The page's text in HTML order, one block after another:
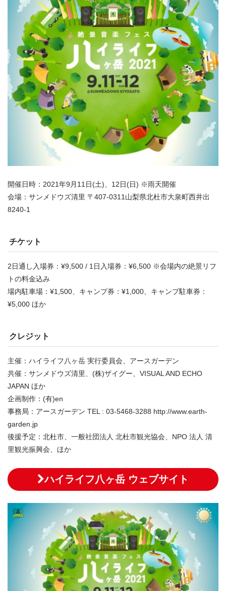
開催日時：2021年9月11日(土)、12日(日) ※雨天開催
会場：サンメドウズ清里 〒407-0311山梨県北杜市大泉町西井出
8240-1
チケット
2日通し入場券：¥9,500 / 1日入場券：¥6,500 ※会場内の絶景リフ
トの料金込み
場内駐車場：¥1,500、キャンプ券：¥1,000、キャンプ駐車券：
¥5,000 ほか
クレジット
主催：ハイライフ八ヶ岳 実行委員会、アースガーデン
共催：サンメドウズ清里、(株)ザイグー、VISUAL AND ECHO
JAPAN ほか
企画制作：(有)en
事務局：アースガーデン TEL : 03-5468-3288 http://www.earth-
garden.jp
後援予定：北杜市、一般社団法人 北杜市観光協会、NPO 法人 清
里観光振興会、ほか
ハイライフ八ヶ岳 ウェブサイト